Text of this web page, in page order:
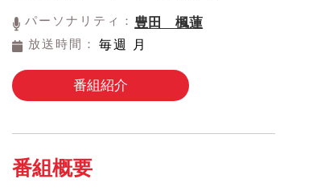
パーソナリティ： 豊田 楓蓮
放送時間： 毎週 月
番組紹介
番組概要